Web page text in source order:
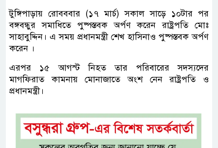
টুঙ্গিপাড়ায় রোবববার (১৭ মার্চ) সকাল সাড়ে ১০টার পর
বঙ্গবন্ধুর সমাধিতে পুষ্পস্তবক অর্পণ করেন রাষ্ট্রপতি মোঃ
সাহাবুদ্দিন। এ সময় প্রধানমন্ত্রী শেখ হাসিনাও পুষ্পস্তবক অর্পণ
করেন ।
এরপর ১৫ আগস্ট নিহত তার পরিবারের সদস্যদের
মাগফিরাত কামনায় মোনাজাতে অংশ নেন রাষ্ট্রপতি ও
প্রধানমন্ত্রী।